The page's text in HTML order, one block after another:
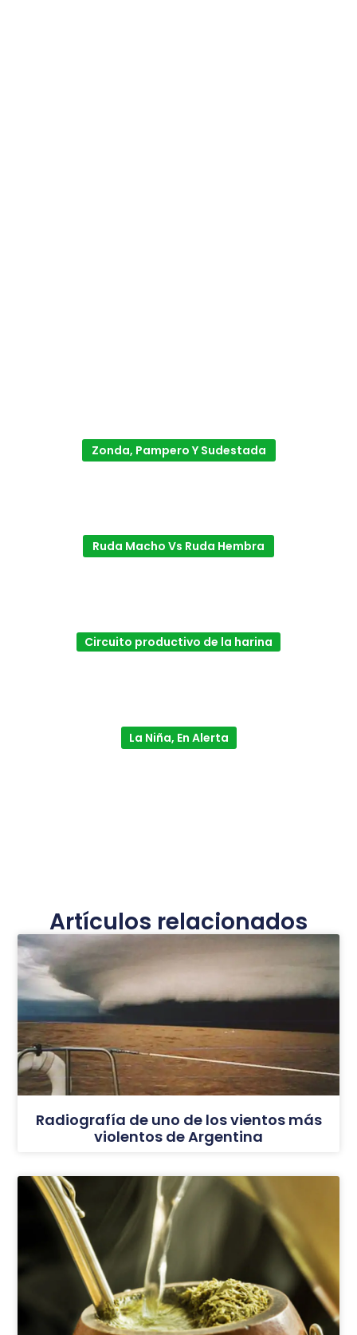
Zonda, Pampero Y Sudestada
Ruda Macho Vs Ruda Hembra
Circuito productivo de la harina
La Niña, En Alerta
Artículos relacionados
Radiografía de uno de los vientos más
violentos de Argentina